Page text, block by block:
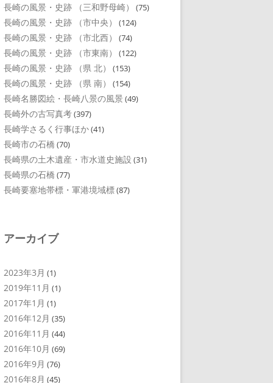
長崎の風景・史跡 （三和野母崎） (75)
長崎の風景・史跡 （市中央） (124)
長崎の風景・史跡 （市北西） (74)
長崎の風景・史跡 （市東南） (122)
長崎の風景・史跡 （県 北） (153)
長崎の風景・史跡 （県 南） (154)
長崎名勝図絵・長崎八景の風景 (49)
長崎外の古写真考(397)
長崎学さるく行事ほか(41)
長崎市の石橋 (70)
長崎県の土木遺産・市水道史施設 (31)
長崎県の石橋 (77)
長崎要塞地帯標・軍港境域標(87)
アーカイブ
2023年3月 (1)
2019年11月 (1)
2017年1月 (1)
2016年12月 (35)
2016年11月 (44)
2016年10月 (69)
2016年9月 (76)
2016年8月 (45)